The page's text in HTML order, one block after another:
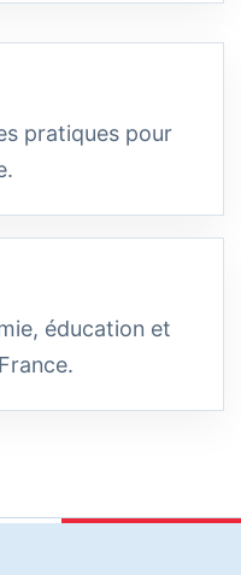
pratiques pour
éducation et